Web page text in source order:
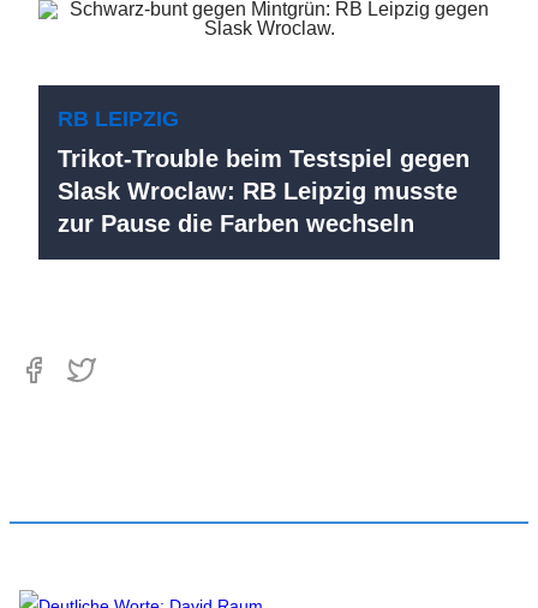
RB LEIPZIG
Trikot-Trouble beim Testspiel gegen
Slask Wroclaw: RB Leipzig musste
zur Pause die Farben wechseln